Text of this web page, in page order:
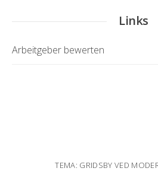
Links
Arbeitgeber bewerten
TEMA: GRIDSBY VED